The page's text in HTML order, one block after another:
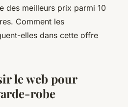
des meilleurs prix parmi 10
Comment les
elles dans cette offre
le web pour
robe